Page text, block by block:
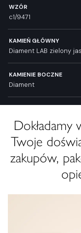
WZÓR
c1/9471
KAMIEŃ GŁÓWNY
Diament LAB zielony
KAMIENIE BOCZNE
Diament
Dokładamy
Twoje
zakupów,